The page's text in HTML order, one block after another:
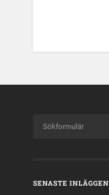
SENASTE INLÄGGEN